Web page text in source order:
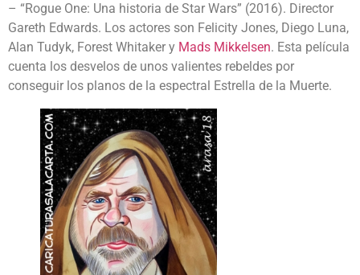
– “Rogue One: Una historia de Star Wars” (2016). Director
Gareth Edwards. Los actores son Felicity Jones, Diego Luna,
Alan Tudyk, Forest Whitaker y Mads Mikkelsen. Esta película
cuenta los desvelos de unos valientes rebeldes por
conseguir los planos de la espectral Estrella de la Muerte.